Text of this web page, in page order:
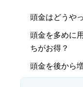
頭金はどうや
頭金を多めに
ちがお得？
頭金を後から